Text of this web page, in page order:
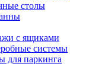
столы
с ящиками
системы
для паркинга